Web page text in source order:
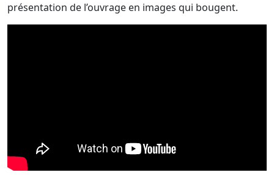
présentation de l’ouvrage en images qui bougent.